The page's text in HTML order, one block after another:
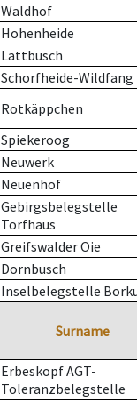
Waldhof
Hohenheide
Lattbusch
Schorfheide-Wildfang
Rotkäppchen
Spiekeroog
Neuwerk
Neuenhof
Gebirgsbelegstelle
Torfhaus
Greifswalder Oie
Dornbusch
Inselbelegstelle
Surname
Erbeskopf AGT-
Toleranzbelegstelle